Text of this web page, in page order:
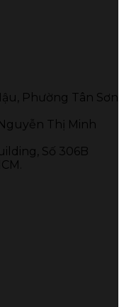
Phường Tân Sơn
Nguyễn Thị Minh
Số 306B